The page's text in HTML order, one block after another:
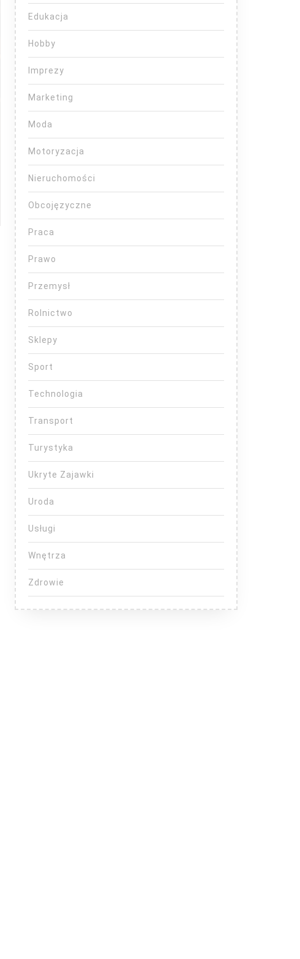
Edukacja
Hobby
Imprezy
Marketing
Moda
Motoryzacja
Nieruchomości
Obcojęzyczne
Praca
Prawo
Przemysł
Rolnictwo
Sklepy
Sport
Technologia
Transport
Turystyka
Ukryte Zajawki
Uroda
Usługi
Wnętrza
Zdrowie